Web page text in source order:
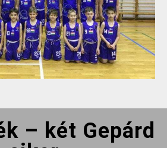
– két Gepárd